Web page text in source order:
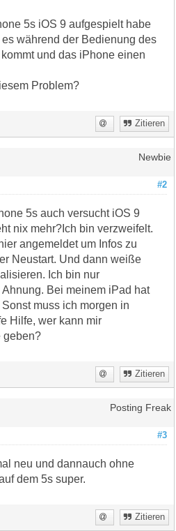
5s iOS 9 aufgespielt habe
während der Bedienung des
und das iPhone einen
Problem?
Zitieren
Newbie
#2
5s auch versucht iOS 9
nix mehr?Ich bin verzweifelt.
angemeldet um Infos zu
Neustart. Und dann weiße
Ich bin nur
Bei meinem iPad hat
muss ich morgen in
Hilfe, wer kann mir
geben?
Zitieren
Posting Freak
#3
neu und dannauch ohne
dem 5s super.
Zitieren